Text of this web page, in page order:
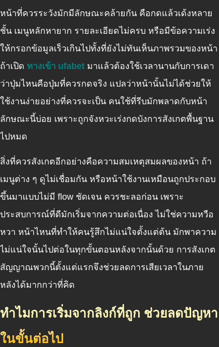
หน้าที่ควรระวังมักมีลักษณะคล้ายกัน คือกดแล้วเด้งหลาย
ชั้น เมนูหลักหายาก รายละเอียดไม่ครบ หรือมีข้อความเร่ง
ให้กรอกข้อมูลเร็วเกินไปทั้งที่ยังไม่ทันเห็นภาพรวมของหน้า
ถ้าเปิด ทางเข้า ufabet มาแล้วต้องใช้เวลานานกับการเดา
ว่าปุ่มไหนคือปุ่มที่ควรกดจริง แปลว่าหน้านั้นไม่ได้ช่วยให้
ใช้งานง่ายอย่างที่ควรจะเป็น คนใช้ที่รีบมักพลาดกับหน้า
ลักษณะนี้บ่อย เพราะถูกจังหวะเร่งกดบังการสังเกตพื้นฐาน
ไปหมด
สิ่งที่ควรสังเกตอีกอย่างคือความสมเหตุสมผลของหน้า ถ้า
เมนูต่าง ๆ ดูไม่เชื่อมกัน หรือหน้าใช้งานเหมือนถูกประกอบ
ขึ้นมาแบบไม่มี flow ชัดเจน ควรชะลอก่อน เพราะ
ประสบการณ์ที่ดีมักเริ่มจากความต่อเนื่อง ไม่ใช่ความหวือ
หวา หน้าไหนที่ทำให้คนรู้สึกไม่แน่ใจตั้งแต่ต้น มักพาความ
ไม่แน่ใจนั้นไปต่อในทุกขั้นตอนหลังจากนั้นด้วย การสังเกต
สัญญาณพวกนี้ตั้งแต่แรกจึงช่วยลดการเสียเวลาในภาย
หลังได้มากกว่าที่คิด
ทำไมการเริ่มจากลิงก์ที่ถูก ช่วยลดปัญหา
ในขั้นต่อไป